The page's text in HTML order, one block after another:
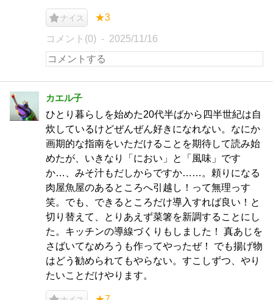
ナイス ★3
コメント(0) 2025/11/16
カエル子
ひとり暮らしを始めた20代半ばから四半世紀は自
炊しているけどぜんぜん好きになれない。なにか
画期的な指南をいただけることを期待して読み始
めたが、いきなり「におい」と「風味」です
か…、みそ汁もだしからですか……。頼りになる
肉屋魚屋のあるところへ引越し！って無理っす
笑。でも、できるところだけ導入すれば良い！と
切り替えて、とりあえず菜箸を新調することにし
た。キッチンの導線づくりもしました！ 真あじを
さばいてなめろうも作ってやったぜ！ でも揚げ物
はどう勧められてもやらない。すこしずつ、やり
たいことだけやります。